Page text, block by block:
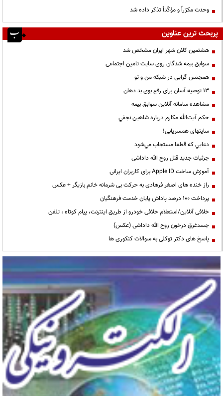
وحدت مکرّراً و مؤکّداً تذکر داده شد
پربحث ترین عناوین
هشتمین کلان شهر ایران مشخص شد
سوابق بیمه شدگان روی سایت تامین اجتماعی
همجنس گرایی در شبکه من و تو
13 توصیه آسان برای رفع بوی بد دهان
مشاهده سامانه آنلاين سوابق بیمه
حكم آيت‌الله مكارم درباره شاهين نجفي
سایتهای همسریابی!
دعايي كه قطعا مستجاب مي‌شود
جزئیات جدید قتل روح الله داداشی
آموزش ساخت Apple ID برای کاربران ایرانی
راز خنده های اصغر فرهادی به حرکت بی شرمانه خانم بازیگر + عکس
پرداخت ۱۰۰ درصد پاداش پایان خدمت فرهنگیان
خلافی آنلاین/استعلام خلافی خودرو از طریق اینترنت، پیام کوتاه ، تلفن
جسدغرق درخون روح الله داداشی (عکس)
پاسخ های دکتر توکلی به سوالات کنکوری ها